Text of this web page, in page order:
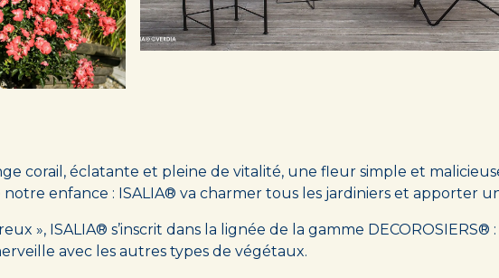
corail, éclatante et pleine de vitalité, une fleur simple et
enfance : ISALIA® va charmer tous les jardiniers et apporter
», ISALIA® s’inscrit dans la lignée de la gamme
avec les autres types de végétaux.